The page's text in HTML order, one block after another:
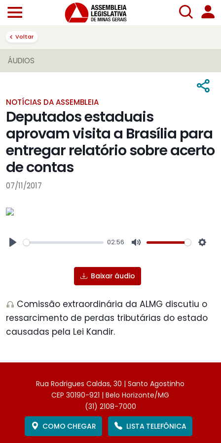
Voltar
ÁUDIOS
NOTÍCIAS DA ASSEMBLEIA
Deputados estaduais
aprovam visita a Brasília para
entregar relatório sobre acerto
de contas
07/11/2017
02:56
Baixar áudio
Comissão extraordinária da ALMG discutiu o
ressarcimento de perdas tributárias do estado
causadas pela Lei Kandir.
Rua Rodrigues Caldas, 30 | Santo Agostinho
CEP 30190-921 | Belo Horizonte/MG
(31) 2108-7000
COMO CHEGAR
LISTA TELEFÔNICA